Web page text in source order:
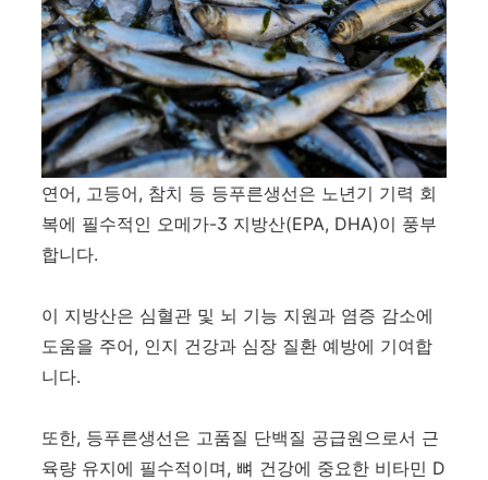
연어, 고등어, 참치 등 등푸른생선은 노년기 기력 회
복에 필수적인 오메가-3 지방산(EPA, DHA)이 풍부
합니다.
이 지방산은 심혈관 및 뇌 기능 지원과 염증 감소에
도움을 주어, 인지 건강과 심장 질환 예방에 기여합
니다.
또한, 등푸른생선은 고품질 단백질 공급원으로서 근
육량 유지에 필수적이며, 뼈 건강에 중요한 비타민 D